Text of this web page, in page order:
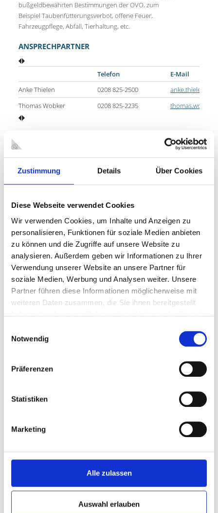
Zustimmung Details Über Cookies
Diese Webseite verwendet Cookies
Wir verwenden Cookies, um Inhalte und Anzeigen zu
personalisieren, Funktionen für soziale Medien anbieten
zu können und die Zugriffe auf unsere Website zu
analysieren. Außerdem geben wir Informationen zu Ihrer
Verwendung unserer Website an unsere Partner für
soziale Medien, Werbung und Analysen weiter. Unsere
Partner führen diese Informationen möglicherweise mit
weiteren Daten zusammen, die Sie ihnen bereitgestellt
Notwendig
Präferenzen
Statistiken
Marketing
Alle zulassen
Auswahl erlauben
bußgeldbewährten Bestimmungen der OVO, zum
Beispiel Taubenfütterungsverbot, offene Feuer,
Fahrzeugpflege, Abfall, Tierhaltung, etc.
ANSPRECHPARTNER
Telefon
E-Mail
Anke Thielen
0208 825-2500
Thomas Wobker
0208 825-2235
KONTAKT
Stadt Oberhausen
Bahnhofstr. 66
46145 Oberhausen
Fax: 0208 825-5325
MEHR ZUM THEMA
Schadenmeldung online
Genehmigungsverfahren bei Großveranstaltungen
Abgestellte Schrottfahrzeuge
Brauchtumsfeuer
Fundangelegenheiten
Hundeauslaufflächen
Jagdscheine
Kampfmittelfunde - Auffinden und Luftbildauswertung
Verhalten
Leichenwesen / Umbettungen / ordnungsbehördliche
Musikanlagen
Offene Feuer
Tierzucht und Tierhandel
Sonn- u. Feiertagschutz